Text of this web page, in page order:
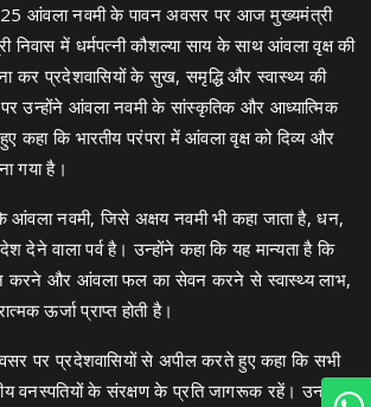
आंवला नवमी के पावन अवसर पर आज मुख्यमंत्री
निवास में धर्मपत्नी कौशल्या साय के साथ आंवला वृक्ष की
कर प्रदेशवासियों के सुख, समृद्धि और स्वास्थ्य की
उन्होंने आंवला नवमी के सांस्कृतिक और आध्यात्मिक
कहा कि भारतीय परंपरा में आंवला वृक्ष को दिव्य और
गया है।
आंवला नवमी, जिसे अक्षय नवमी भी कहा जाता है, धन,
देने वाला पर्व है। उन्होंने कहा कि यह मान्यता है कि
करने और आंवला फल का सेवन करने से स्वास्थ्य लाभ,
ऊर्जा प्राप्त होती है।
पर प्रदेशवासियों से अपील करते हुए कहा कि सभी
वनस्पतियों के संरक्षण के प्रति जागरूक रहें। उन्होंने